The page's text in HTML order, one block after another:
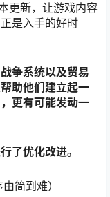
更新，让游戏内容
是入手的好时
争系统以及贸易
助他们建立起一
更有可能发动一
了优化改进。
简到难）